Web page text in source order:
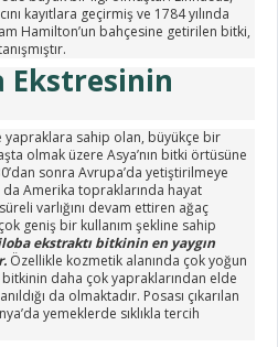
kayıtlara geçirmiş ve 1784 yılında
Hamilton’un bahçesine getirilen bitki,
Ekstresinin
sahip olan, büyükçe bir
olmak üzere Asya’nın bitki örtüsüne
sonra Avrupa’da yetiştirilmeye
da Amerika topraklarında hayat
varlığını devam ettiren ağaç
geniş bir kullanım şekline sahip
ekstraktı bitkinin en yaygın
Özellikle kozmetik alanında çok yoğun
daha çok yapraklarından elde
da olmaktadır. Posası çıkarılan
yemeklerde sıklıkla tercih